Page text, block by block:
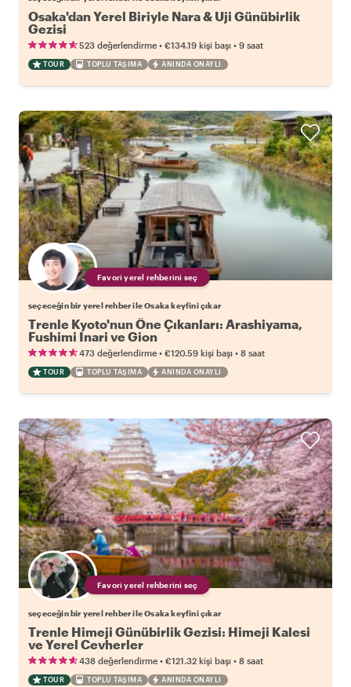
Osaka'dan Yerel Biriyle Nara & Uji Günübirlik
Gezisi
523 değerlendirme • €134.19 kişi başı • 9 saat
TOUR TOPLU TAŞIMA ANINDA ONAYLI
Favori yerel rehberini seç
seçeceğin bir yerel rehber ile Osaka keyfini çıkar
Trenle Kyoto'nun Öne Çıkanları: Arashiyama,
Fushimi Inari ve Gion
473 değerlendirme • €120.59 kişi başı • 8 saat
TOUR TOPLU TAŞIMA ANINDA ONAYLI
Favori yerel rehberini seç
seçeceğin bir yerel rehber ile Osaka keyfini çıkar
Trenle Himeji Günübirlik Gezisi: Himeji Kalesi
ve Yerel Cevherler
438 değerlendirme • €121.32 kişi başı • 8 saat
TOUR TOPLU TAŞIMA ANINDA ONAYLI